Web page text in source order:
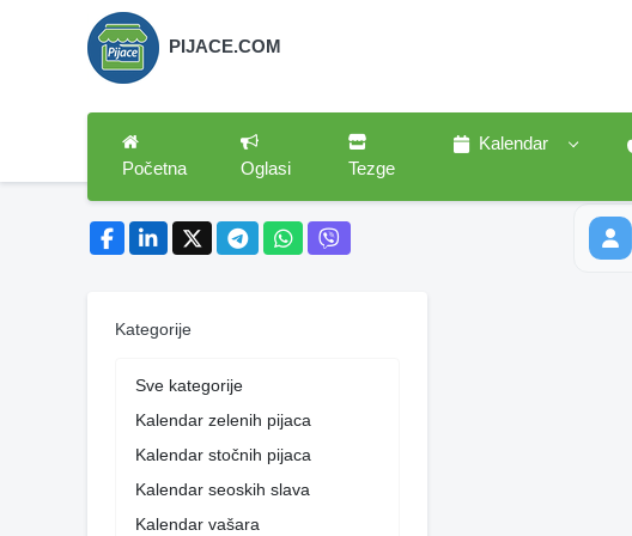
PIJACE.COM
Početna Oglasi Tezge
Kalendar
Kategorije
Sve kategorije
Kalendar zelenih pijaca
Kalendar stočnih pijaca
Kalendar seoskih slava
Kalendar vašara